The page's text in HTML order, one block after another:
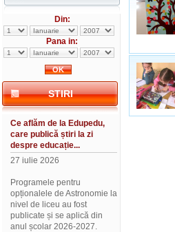
Din:
Pana in:
STIRI
Ce aflăm de la Edupedu,
care publică știri la zi
despre educație...
27 iulie 2026
Programele pentru
opționalele de Astronomie la
nivel de liceu au fost
publicate și se aplică din
anul școlar 2026-2027.